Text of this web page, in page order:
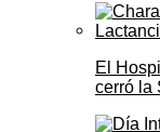
El
cerró la